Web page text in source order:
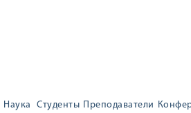
Наука Студенты Преподаватели